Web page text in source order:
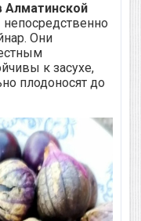
Алматинской
Они
к засухе,
плодоносят до